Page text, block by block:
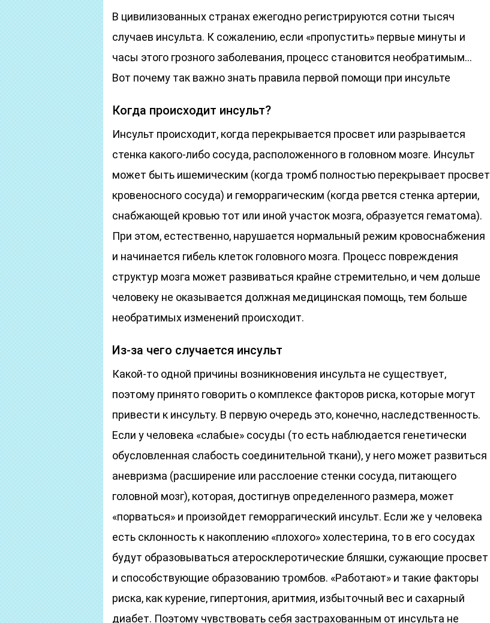
В цивилизованных странах ежегодно регистрируются сотни тысяч
случаев инсульта. К сожалению, если «пропустить» первые минуты и
часы этого грозного заболевания, процесс становится необратимым…
Вот почему так важно знать правила первой помощи при инсульте
Когда происходит инсульт?
Инсульт происходит, когда перекрывается просвет или разрывается
стенка какого-либо сосуда, расположенного в головном мозге. Инсульт
может быть ишемическим (когда тромб полностью перекрывает просвет
кровеносного сосуда) и геморрагическим (когда рвется стенка артерии,
снабжающей кровью тот или иной участок мозга, образуется гематома).
При этом, естественно, нарушается нормальный режим кровоснабжения
и начинается гибель клеток головного мозга. Процесс повреждения
структур мозга может развиваться крайне стремительно, и чем дольше
человеку не оказывается должная медицинская помощь, тем больше
необратимых изменений происходит.
Из-за чего случается инсульт
Какой-то одной причины возникновения инсульта не существует,
поэтому принято говорить о комплексе факторов риска, которые могут
привести к инсульту. В первую очередь это, конечно, наследственность.
Если у человека «слабые» сосуды (то есть наблюдается генетически
обусловленная слабость соединительной ткани), у него может развиться
аневризма (расширение или расслоение стенки сосуда, питающего
головной мозг), которая, достигнув определенного размера, может
«порваться» и произойдет геморрагический инсульт. Если же у человека
есть склонность к накоплению «плохого» холестерина, то в его сосудах
будут образовываться атеросклеротические бляшки, сужающие просвет
и способствующие образованию тромбов. «Работают» и такие факторы
риска, как курение, гипертония, аритмия, избыточный вес и сахарный
диабет. Поэтому чувствовать себя застрахованным от инсульта не